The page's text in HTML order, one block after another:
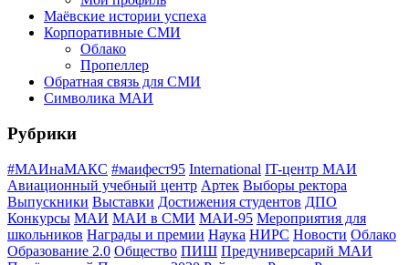
Маёвские истории успеха
Корпоративные СМИ
Облако
Пропеллер
Обратная связь для СМИ
Символика МАИ
Рубрики
#МАИнаМАКС #маифест95 International IT-центр МАИ
Авиационный учебный центр Артек Выборы ректора
Выпускники Выставки Достижения студентов ДПО
Конкурсы МАИ МАИ в СМИ МАИ-95 Мероприятия для
школьников Награды и премии Наука НИРС Новости Облако
Образование 2.0 Общество ПИШ Предуниверсарий МАИ